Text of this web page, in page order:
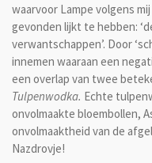
waarvoor Lampe volgens
gevonden lijkt te hebben:
verwantschappen’. Door
innemen waaraan een
een overlap van twee
Tulpenwodka. Echte
onvolmaakte bloembollen,
onvolmaaktheid van de
Nazdrovje!